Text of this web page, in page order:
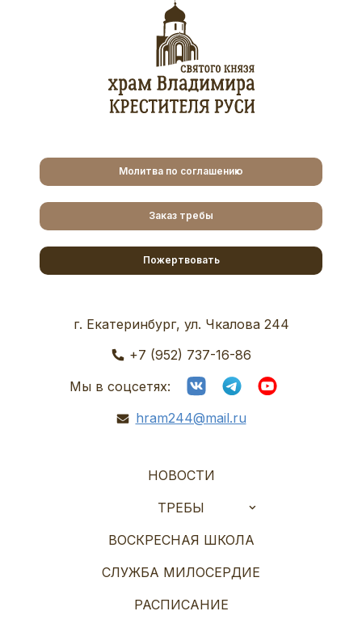
Молитва по соглашению
Заказ требы
Пожертвовать
г. Екатеринбург, ул. Чкалова 244
+7 (952) 737-16-86
Мы в соцсетях:
hram244@mail.ru
НОВОСТИ
ТРЕБЫ
ВОСКРЕСНАЯ ШКОЛА
СЛУЖБА МИЛОСЕРДИЕ
РАСПИСАНИЕ